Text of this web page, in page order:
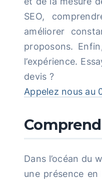
SEO,
améliorer
proposons.
l’expérience.
devis ?
Appelez nous au
Dans l’océan du
une présence